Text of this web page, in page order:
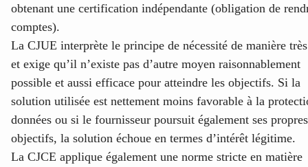
obtenant une certification indépendante (obligation de
comptes).
La CJUE interprète le principe de nécessité de manière
et exige qu’il n’existe pas d’autre moyen raisonnablement
possible et aussi efficace pour atteindre les objectifs. Si la
solution utilisée est nettement moins favorable à la
données ou si le fournisseur poursuit également ses propres
objectifs, la solution échoue en termes d’intérêt légitime.
La CJCE applique également une norme stricte en matière